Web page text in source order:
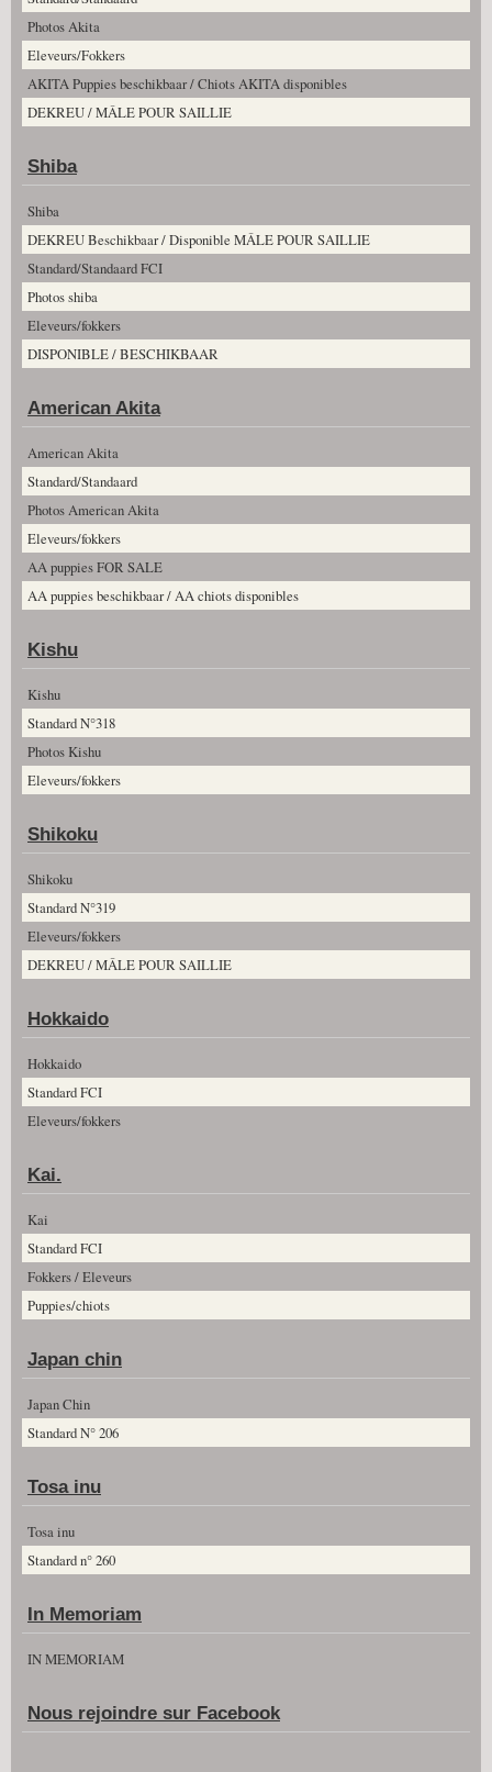
Photos Akita
Eleveurs/Fokkers
AKITA Puppies beschikbaar / Chiots AKITA disponibles
DEKREU / MÂLE POUR SAILLIE
Shiba
Shiba
DEKREU Beschikbaar / Disponible MÂLE POUR SAILLIE
Standard/Standaard FCI
Photos shiba
Eleveurs/fokkers
DISPONIBLE / BESCHIKBAAR
American Akita
American Akita
Standard/Standaard
Photos American Akita
Eleveurs/fokkers
AA puppies FOR SALE
AA puppies beschikbaar / AA chiots disponibles
Kishu
Kishu
Standard N°318
Photos Kishu
Eleveurs/fokkers
Shikoku
Shikoku
Standard N°319
Eleveurs/fokkers
DEKREU / MÂLE POUR SAILLIE
Hokkaido
Hokkaido
Standard FCI
Eleveurs/fokkers
Kai.
Kai
Standard FCI
Fokkers / Eleveurs
Puppies/chiots
Japan chin
Japan Chin
Standard N° 206
Tosa inu
Tosa inu
Standard n° 260
In Memoriam
IN MEMORIAM
Nous rejoindre sur Facebook